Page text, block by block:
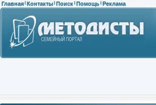
Главная | Контакты | Поиск | Помощь | Реклама